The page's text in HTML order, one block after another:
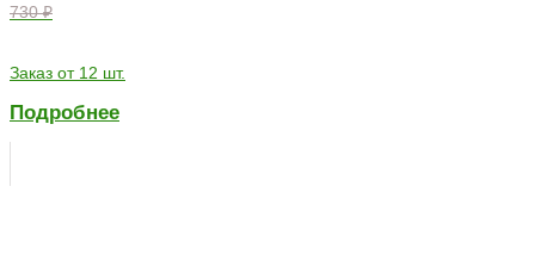
730 ₽
Заказ от 12 шт.
Подробнее